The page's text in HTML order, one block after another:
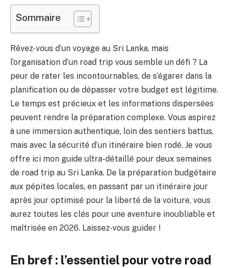
Sommaire
Rêvez-vous d’un voyage au Sri Lanka, mais
l’organisation d’un road trip vous semble un défi ? La
peur de rater les incontournables, de s’égarer dans la
planification ou de dépasser votre budget est légitime.
Le temps est précieux et les informations dispersées
peuvent rendre la préparation complexe. Vous aspirez
à une immersion authentique, loin des sentiers battus,
mais avec la sécurité d’un itinéraire bien rodé. Je vous
offre ici mon guide ultra-détaillé pour deux semaines
de road trip au Sri Lanka. De la préparation budgétaire
aux pépites locales, en passant par un itinéraire jour
après jour optimisé pour la liberté de la voiture, vous
aurez toutes les clés pour une aventure inoubliable et
maîtrisée en 2026. Laissez-vous guider !
En bref : l’essentiel pour votre road